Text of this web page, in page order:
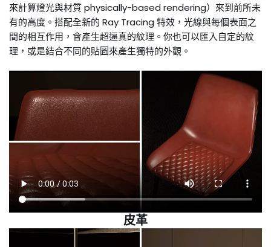
來計算燈光與材質 physically-based rendering）來到前所未
有的高度。搭配全新的 Ray Tracing 特效，光線與每個表面之
間的相互作用，會產生超逼真的紋理。你也可以匯入自定的紋
理，或是結合不同的貼圖來產生獨特的外觀。
皮革